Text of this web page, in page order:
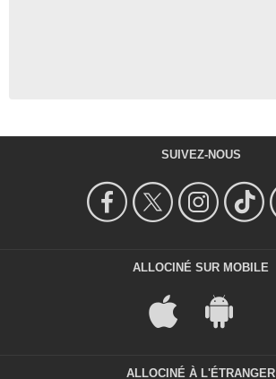
SUIVEZ-NOUS
ALLOCINÉ SUR MOBILE
ALLOCINÉ À L'ÉTRANGER